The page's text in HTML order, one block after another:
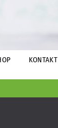
KONTAKT